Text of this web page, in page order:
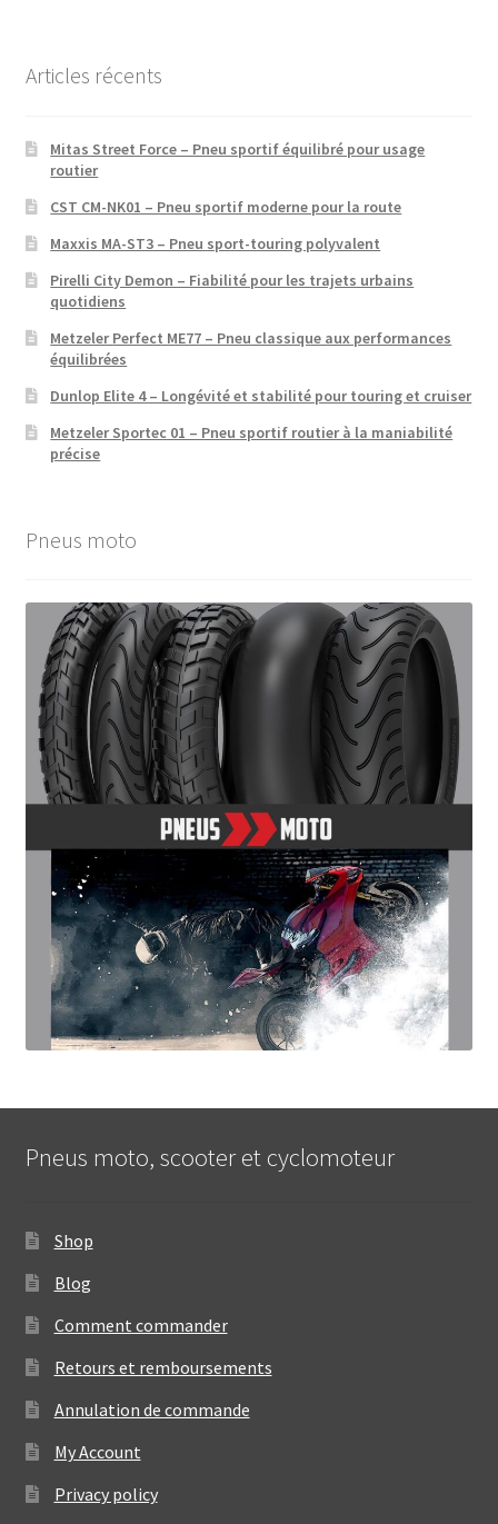
Articles récents
Mitas Street Force – Pneu sportif équilibré pour usage
routier
CST CM-NK01 – Pneu sportif moderne pour la route
Maxxis MA-ST3 – Pneu sport-touring polyvalent
Pirelli City Demon – Fiabilité pour les trajets urbains
quotidiens
Metzeler Perfect ME77 – Pneu classique aux performances
équilibrées
Dunlop Elite 4 – Longévité et stabilité pour touring et cruiser
Metzeler Sportec 01 – Pneu sportif routier à la maniabilité
précise
Pneus moto
Pneus moto, scooter et cyclomoteur
Shop
Blog
Comment commander
Retours et remboursements
Annulation de commande
My Account
Privacy policy